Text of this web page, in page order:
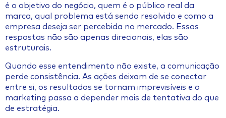
é o objetivo do negócio, quem é o público real da
marca, qual problema está sendo resolvido e como a
empresa deseja ser percebida no mercado. Essas
respostas não são apenas direcionais, elas são
estruturais.
Quando esse entendimento não existe, a comunicação
perde consistência. As ações deixam de se conectar
entre si, os resultados se tornam imprevisíveis e o
marketing passa a depender mais de tentativa do que
de estratégia.